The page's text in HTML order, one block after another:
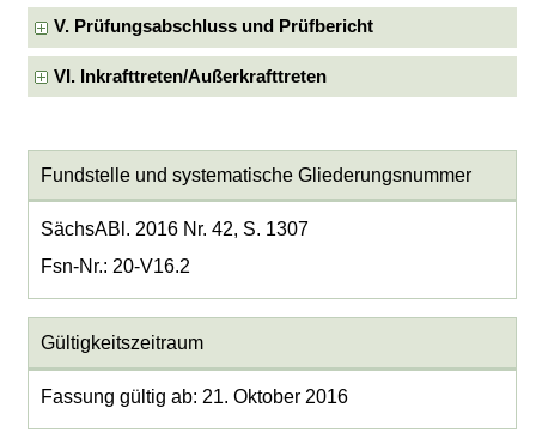
V. Prüfungsabschluss und Prüfbericht
VI. Inkrafttreten/Außerkrafttreten
Fundstelle und systematische Gliederungsnummer
SächsABl. 2016 Nr. 42, S. 1307
Fsn-Nr.: 20-V16.2
Gültigkeitszeitraum
Fassung gültig ab: 21. Oktober 2016